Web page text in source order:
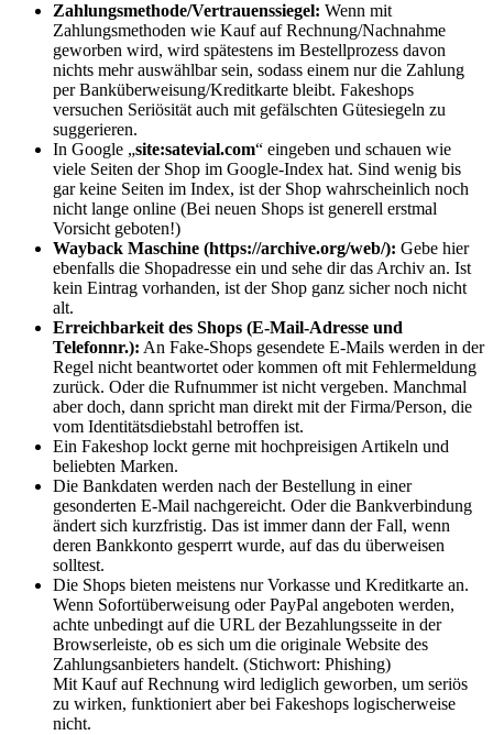
Zahlungsmethode/Vertrauenssiegel: Wenn mit
Zahlungsmethoden wie Kauf auf Rechnung/Nachnahme
geworben wird, wird spätestens im Bestellprozess davon
nichts mehr auswählbar sein, sodass einem nur die Zahlung
per Banküberweisung/Kreditkarte bleibt. Fakeshops
versuchen Seriösität auch mit gefälschten Gütesiegeln zu
suggerieren.
In Google „site:satevial.com“ eingeben und schauen wie
viele Seiten der Shop im Google-Index hat. Sind wenig bis
gar keine Seiten im Index, ist der Shop wahrscheinlich noch
nicht lange online (Bei neuen Shops ist generell erstmal
Vorsicht geboten!)
Wayback Maschine (https://archive.org/web/): Gebe hier
ebenfalls die Shopadresse ein und sehe dir das Archiv an. Ist
kein Eintrag vorhanden, ist der Shop ganz sicher noch nicht
alt.
Erreichbarkeit des Shops (E-Mail-Adresse und
Telefonnr.): An Fake-Shops gesendete E-Mails werden in der
Regel nicht beantwortet oder kommen oft mit Fehlermeldung
zurück. Oder die Rufnummer ist nicht vergeben. Manchmal
aber doch, dann spricht man direkt mit der Firma/Person, die
vom Identitätsdiebstahl betroffen ist.
Ein Fakeshop lockt gerne mit hochpreisigen Artikeln und
beliebten Marken.
Die Bankdaten werden nach der Bestellung in einer
gesonderten E-Mail nachgereicht. Oder die Bankverbindung
ändert sich kurzfristig. Das ist immer dann der Fall, wenn
deren Bankkonto gesperrt wurde, auf das du überweisen
solltest.
Die Shops bieten meistens nur Vorkasse und Kreditkarte an.
Wenn Sofortüberweisung oder PayPal angeboten werden,
achte unbedingt auf die URL der Bezahlungsseite in der
Browserleiste, ob es sich um die originale Website des
Zahlungsanbieters handelt. (Stichwort: Phishing)
Mit Kauf auf Rechnung wird lediglich geworben, um seriös
zu wirken, funktioniert aber bei Fakeshops logischerweise
nicht.